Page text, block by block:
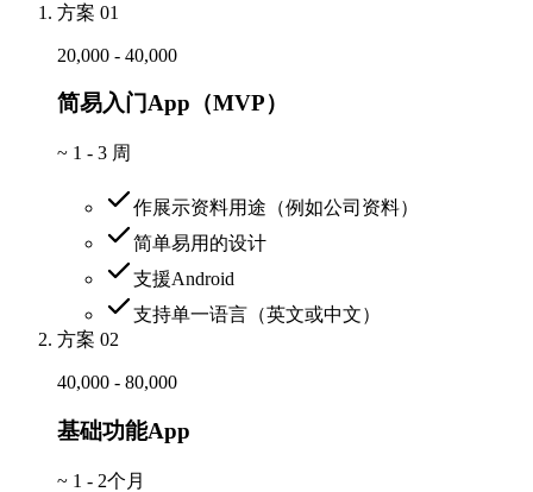
方案 01
20,000 - 40,000
简易入门App（MVP）
~ 1 - 3 周
作展示资料用途（例如公司资料）
简单易用的设计
支援Android
支持单一语言（英文或中文）
方案 02
40,000 - 80,000
基础功能App
~ 1 - 2个月